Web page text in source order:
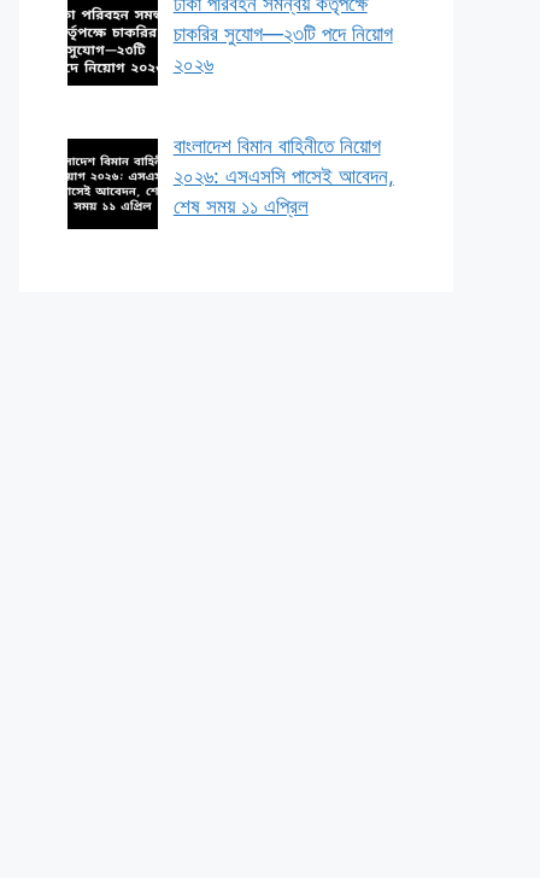
চাকরির সুযোগ—২৩টি পদে নিয়োগ
২০২৬
বাংলাদেশ বিমান বাহিনীতে নিয়োগ
২০২৬: এসএসসি পাসেই আবেদন,
শেষ সময় ১১ এপ্রিল